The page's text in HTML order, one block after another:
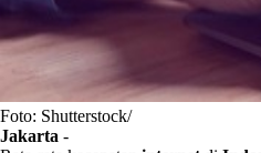
Foto: Shutterstock/
Jakarta -